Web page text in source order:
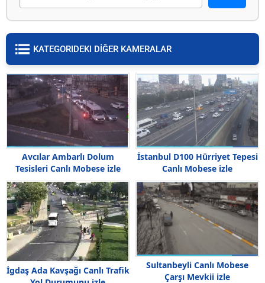
KATEGORIDEKI DİĞER KAMERALAR
Avcılar Ambarlı Dolum
Tesisleri Canlı Mobese izle
İstanbul D100 Hürriyet Tepesi
Canlı Mobese izle
İgdaş Ada Kavşağı Canlı Trafik
Sultanbeyli Canlı Mobese
Çarşı Mevkii izle